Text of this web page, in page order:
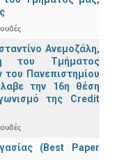
Ανεμοζάλη,
του Τμήματος
του Πανεπιστημίου
την 16η θέση
της Credit
(Best Paper